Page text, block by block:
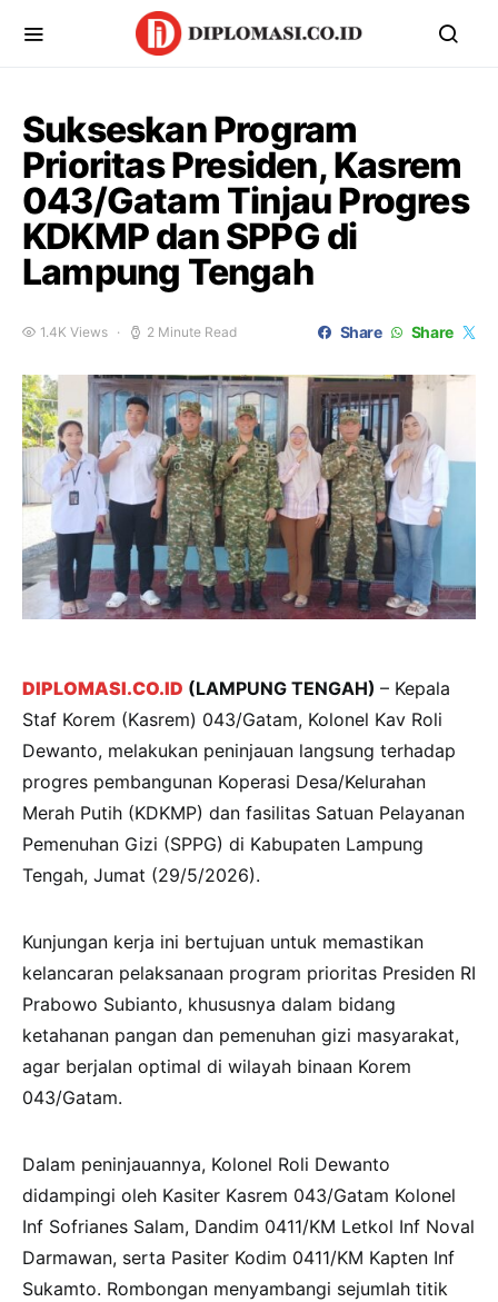
Sukseskan Program
Prioritas Presiden, Kasrem
043/Gatam Tinjau Progres
KDKMP dan SPPG di
Lampung Tengah
1.4K Views 2 Minute Read Share Share
DIPLOMASI.CO.ID (LAMPUNG TENGAH) – Kepala
Staf Korem (Kasrem) 043/Gatam, Kolonel Kav Roli
Dewanto, melakukan peninjauan langsung terhadap
progres pembangunan Koperasi Desa/Kelurahan
Merah Putih (KDKMP) dan fasilitas Satuan Pelayanan
Pemenuhan Gizi (SPPG) di Kabupaten Lampung
Tengah, Jumat (29/5/2026).
Kunjungan kerja ini bertujuan untuk memastikan
kelancaran pelaksanaan program prioritas Presiden RI
Prabowo Subianto, khususnya dalam bidang
ketahanan pangan dan pemenuhan gizi masyarakat,
agar berjalan optimal di wilayah binaan Korem
043/Gatam.
Dalam peninjauannya, Kolonel Roli Dewanto
didampingi oleh Kasiter Kasrem 043/Gatam Kolonel
Inf Sofrianes Salam, Dandim 0411/KM Letkol Inf Noval
Darmawan, serta Pasiter Kodim 0411/KM Kapten Inf
Sukamto. Rombongan menyambangi sejumlah titik